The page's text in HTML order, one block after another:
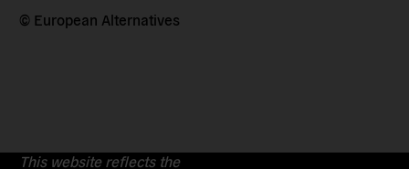
© European Alternatives
This website reflects the